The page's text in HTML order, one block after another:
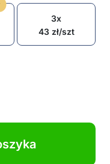
3x
43 zł/szt